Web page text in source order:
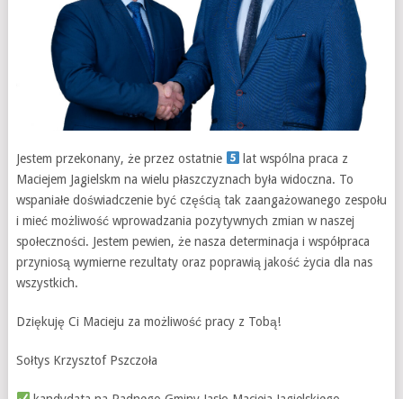
Jestem przekonany, że przez ostatnie
lat wspólna praca z
Maciejem Jagielskm na wielu płaszczyznach była widoczna. To
wspaniałe doświadczenie być częścią tak zaangażowanego zespołu
i mieć możliwość wprowadzania pozytywnych zmian w naszej
społeczności. Jestem pewien, że nasza determinacja i współpraca
przyniosą wymierne rezultaty oraz poprawią jakość życia dla nas
wszystkich.
Dziękuję Ci Macieju za możliwość pracy z Tobą!
Sołtys Krzysztof Pszczoła